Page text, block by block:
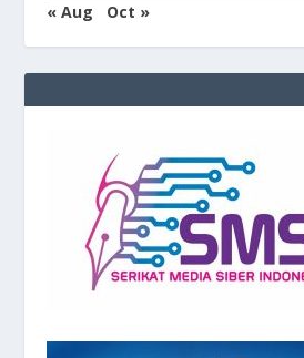
« Aug
Oct »